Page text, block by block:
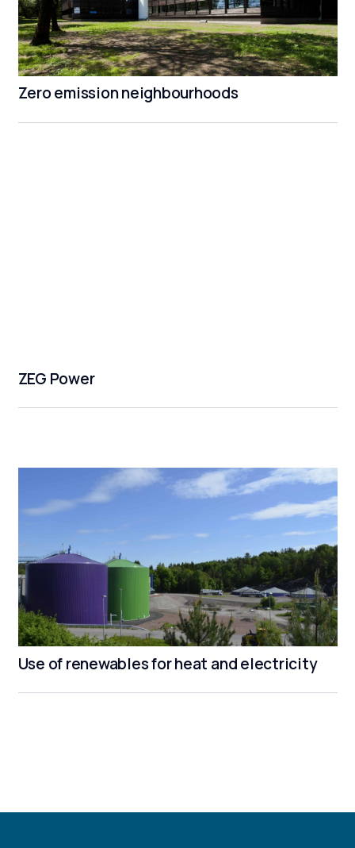
Zero emission neighbourhoods
ZEG Power
Use of renewables for heat and electricity